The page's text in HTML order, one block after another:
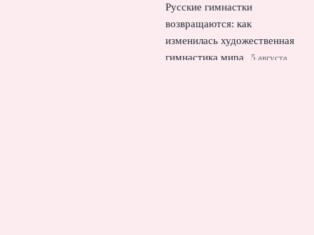
Русские гимнастки
возвращаются: как
изменилась художественная
гимнастика мира
5 августа,